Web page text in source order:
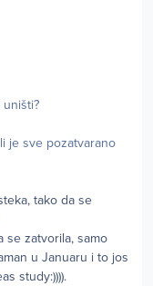
uništi?
je sve pozatvarano
tako da se
se zatvorila, samo
u Januaru i to jos
study:)))).